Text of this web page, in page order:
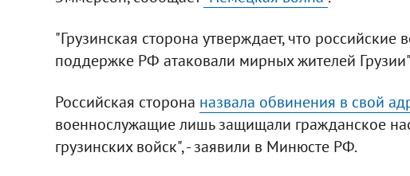
"Грузинская сторона утверждает, что
поддержке РФ атаковали мирных жителей
Российская сторона назвала обвинения в свой
военнослужащие лишь защищали гражданское
грузинских войск", - заявили в Минюсте РФ.